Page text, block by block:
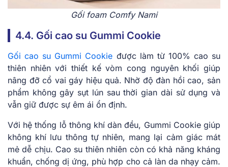
Gối foam Comfy Nami
4.4. Gối cao su Gummi Cookie
Gối cao su Gummi Cookie được làm từ 100% cao su
thiên nhiên với thiết kế vòm cong nguyên khối giúp
nâng đỡ cổ vai gáy hiệu quả. Nhờ độ đàn hồi cao, sản
phẩm không gây sụt lún sau thời gian dài sử dụng và
vẫn giữ được sự êm ái ổn định.
Với hệ thống lỗ thông khí dàn đều, Gummi Cookie giúp
không khí lưu thông tự nhiên, mang lại cảm giác mát
mẻ dễ chịu. Cao su thiên nhiên còn có khả năng kháng
khuẩn, chống dị ứng, phù hợp cho cả làn da nhạy cảm.